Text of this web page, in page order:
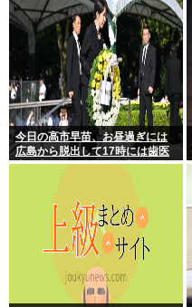
今日の高市早苗、お昼過ぎには
広島から脱出して17時には歯医
者に寄ってそのまま帰宅